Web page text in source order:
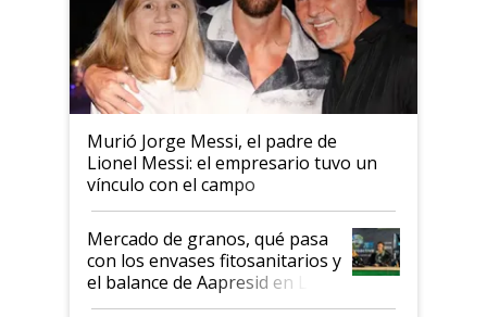
Murió Jorge Messi, el padre de
Lionel Messi: el empresario tuvo un
vínculo con el campo
Mercado de granos, qué pasa
con los envases fitosanitarios y
el balance de Aapresid en La
Posta